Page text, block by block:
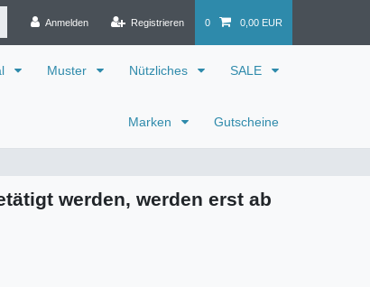
Anmelden Registrieren 0 0,00 EUR
Muster Nützliches SALE
Marken Gutscheine
werden, werden erst ab